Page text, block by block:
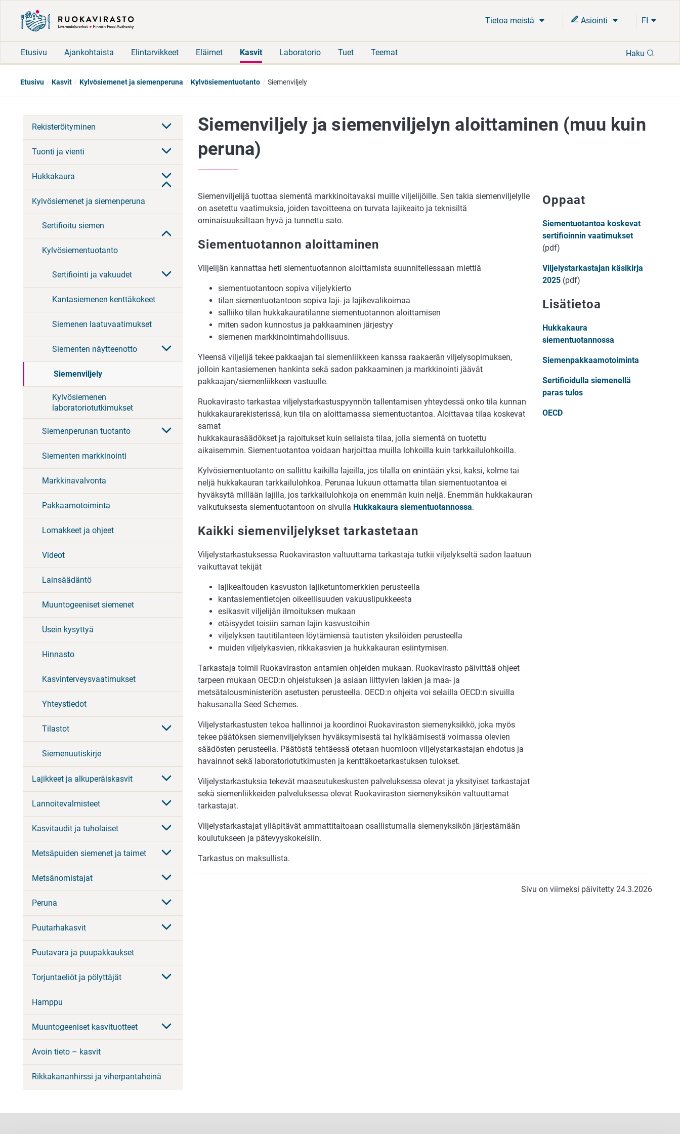
Tietoa meistä Asiointi FI
Etusivu Ajankohtaista Elintarvikkeet Eläimet Kasvit Laboratorio Tuet Teemat Haku
Etusivu Kasvit Kylvösiemenet ja siemenperuna Kylvösiementuotanto Siemenviljely
Rekisteröityminen
Tuonti ja vienti
Hukkakaura
Kylvösiemenet ja siemenperuna
Sertifioitu siemen
Kylvösiementuotanto
Sertifiointi ja vakuudet
Kantasiemenen kenttäkokeet
Siemenen laatuvaatimukset
Siementen näytteenotto
Siemenviljely
Kylvösiemenen
laboratoriotutkimukset
Siemenperunan tuotanto
Siementen markkinointi
Markkinavalvonta
Pakkaamotoiminta
Lomakkeet ja ohjeet
Videot
Lainsäädäntö
Muuntogeeniset siemenet
Usein kysyttyä
Hinnasto
Kasvinterveysvaatimukset
Yhteystiedot
Tilastot
Siemenuutiskirje
Lajikkeet ja alkuperäiskasvit
Lannoitevalmisteet
Kasvitaudit ja tuholaiset
Metsäpuiden siemenet ja taimet
Metsänomistajat
Peruna
Puutarhakasvit
Puutavara ja puupakkaukset
Torjuntaeliöt ja pölyttäjät
Hamppu
Muuntogeeniset kasvituotteet
Avoin tieto – kasvit
Rikkakananhirssi ja viherpantaheinä
Siemenviljely ja siemenviljelyn aloittaminen (muu kuin
peruna)
Siemenviljelijä tuottaa siementä markkinoitavaksi muille viljelijöille. Sen takia siemenviljelylle
on asetettu vaatimuksia, joiden tavoitteena on turvata lajikeaito ja teknisiltä
ominaisuuksiltaan hyvä ja tunnettu sato.
Siementuotannon aloittaminen
Viljelijän kannattaa heti siementuotannon aloittamista suunnitellessaan miettiä
siementuotantoon sopiva viljelykierto
tilan siementuotantoon sopiva laji- ja lajikevalikoimaa
salliiko tilan hukkakauratilanne siementuotannon aloittamisen
miten sadon kunnostus ja pakkaaminen järjestyy
siemenen markkinointimahdollisuus.
Yleensä viljelijä tekee pakkaajan tai siemenliikkeen kanssa raakaerän viljelysopimuksen,
jolloin kantasiemenen hankinta sekä sadon pakkaaminen ja markkinointi jäävät
pakkaajan/siemenliikkeen vastuulle.
Ruokavirasto tarkastaa viljelystarkastuspyynnön tallentamisen yhteydessä onko tila kunnan
hukkakaurarekisterissä, kun tila on aloittamassa siementuotantoa. Aloittavaa tilaa koskevat
samat
hukkakaurasäädökset ja rajoitukset kuin sellaista tilaa, jolla siementä on tuotettu
aikaisemmin. Siementuotantoa voidaan harjoittaa muilla lohkoilla kuin tarkkailulohkoilla.
Kylvösiementuotanto on sallittu kaikilla lajeilla, jos tilalla on enintään yksi, kaksi, kolme tai
neljä hukkakauran tarkkailulohkoa. Perunaa lukuun ottamatta tilan siementuotantoa ei
hyväksytä millään lajilla, jos tarkkailulohkoja on enemmän kuin neljä. Enemmän hukkakauran
vaikutuksesta siementuotantoon on sivulla Hukkakaura siementuotannossa.
Kaikki siemenviljelykset tarkastetaan
Viljelystarkastuksessa Ruokaviraston valtuuttama tarkastaja tutkii viljelykseltä sadon laatuun
vaikuttavat tekijät
lajikeaitouden kasvuston lajiketuntomerkkien perusteella
kantasiementietojen oikeellisuuden vakuuslipukkeesta
esikasvit viljelijän ilmoituksen mukaan
etäisyydet toisiin saman lajin kasvustoihin
viljelyksen tautitilanteen löytämiensä tautisten yksilöiden perusteella
muiden viljelykasvien, rikkakasvien ja hukkakauran esiintymisen.
Tarkastaja toimii Ruokaviraston antamien ohjeiden mukaan. Ruokavirasto päivittää ohjeet
tarpeen mukaan OECD:n ohjeistuksen ja asiaan liittyvien lakien ja maa- ja
metsätalousministeriön asetusten perusteella. OECD:n ohjeita voi selailla OECD:n sivuilla
hakusanalla Seed Schemes.
Viljelystarkastusten tekoa hallinnoi ja koordinoi Ruokaviraston siemenyksikkö, joka myös
tekee päätöksen siemenviljelyksen hyväksymisestä tai hylkäämisestä voimassa olevien
säädösten perusteella. Päätöstä tehtäessä otetaan huomioon viljelystarkastajan ehdotus ja
havainnot sekä laboratoriotutkimusten ja kenttäkoetarkastuksen tulokset.
Viljelystarkastuksia tekevät maaseutukeskusten palveluksessa olevat ja yksityiset tarkastajat
sekä siemenliikkeiden palveluksessa olevat Ruokaviraston siemenyksikön valtuuttamat
tarkastajat.
Viljelystarkastajat ylläpitävät ammattitaitoaan osallistumalla siemenyksikön järjestämään
koulutukseen ja pätevyyskokeisiin.
Tarkastus on maksullista.
Oppaat
Siementuotantoa koskevat
sertifioinnin vaatimukset
(pdf)
Viljelystarkastajan käsikirja
2025 (pdf)
Lisätietoa
Hukkakaura
siementuotannossa
Siemenpakkaamotoiminta
Sertifioidulla siemenellä
paras tulos
OECD
Sivu on viimeksi päivitetty 24.3.2026